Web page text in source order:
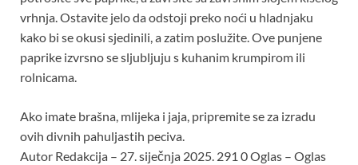
vrhnja. Ostavite jelo da odstoji preko noći u hladnjaku
kako bi se okusi sjedinili, a zatim poslužite. Ove punjene
paprike izvrsno se sljubljuju s kuhanim krumpirom ili
rolnicama.
Ako imate brašna, mlijeka i jaja, pripremite se za izradu
ovih divnih pahuljastih peciva.
Autor Redakcija – 27. siječnja 2025. 291 0 Oglas – Oglas